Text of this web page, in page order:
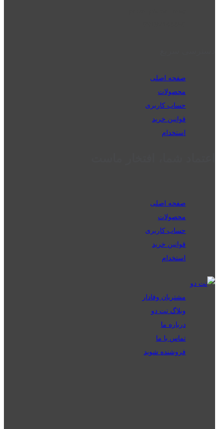
صفحه اصلی
محصولات
حساب کاربری
قوانین خرید
استخدام
صفحه اصلی
محصولات
حساب کاربری
قوانین خرید
استخدام
مشتریان وفادار
وبلاگ نت دو
درباره ما
تماس با ما
فروشنده شوید